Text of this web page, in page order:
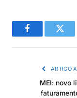
Facebook
ARTIGO
MEI: novo